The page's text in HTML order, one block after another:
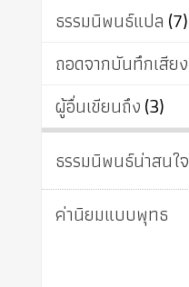
ธรรมนิพนธ์แปล (7)
ถอดจากบันทึกเสียง
ผู้อื่นเขียนถึง(3)
ธรรมนิพนธ์น่าสนใจ
ค่านิยมแบบพุทธ